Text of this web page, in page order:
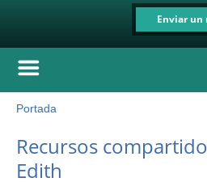
Enviar un
Usted
está
aquí
Portada
to
top
Recursos
Edith